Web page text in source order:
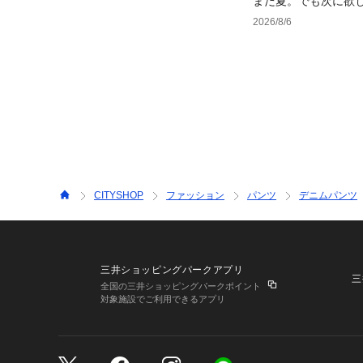
2026/8/6
CITYSHOP ファッション パンツ デニムパンツ
三井ショッピングパークアプリ
全国の三井ショッピングパークポイント
対象施設でご利用できるアプリ